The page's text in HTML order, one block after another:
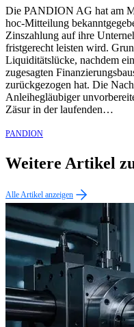
Die PANDION AG hat am
hoc-Mitteilung
Zinszahlung auf ihre
fristgerecht leisten wird.
Liquiditätslücke, nachdem
zugesagten
zurückgezogen hat. Die
Anleihegläubiger
Zäsur in der laufenden…
PANDION
Weitere Artikel
Alle Artikel anzeigen